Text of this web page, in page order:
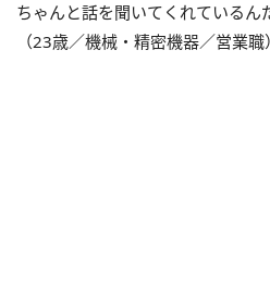
ちゃんと話を聞いてくれているん
（23歳／機械・精密機器／営業職）